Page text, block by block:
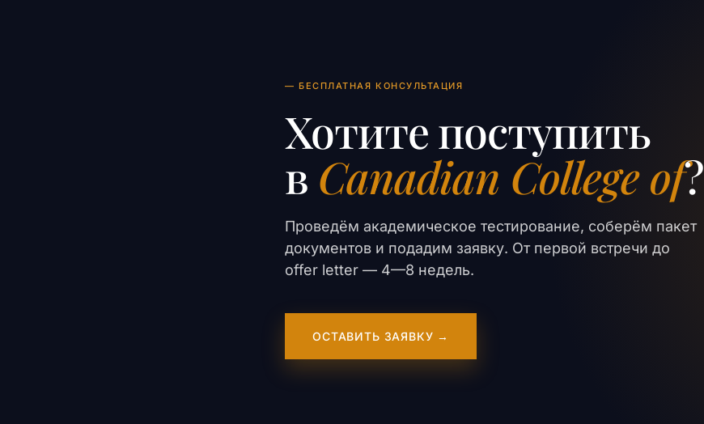
— БЕСПЛАТНАЯ КОНСУЛЬТАЦИЯ
Хотите поступить
в Canadian College of?
Проведём академическое тестирование, соберём пакет
документов и подадим заявку. От первой встречи до
offer letter — 4—8 недель.
ОСТАВИТЬ ЗАЯВКУ →